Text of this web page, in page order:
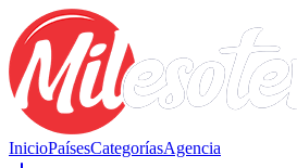
InicioPaísesCategoríasAgencia